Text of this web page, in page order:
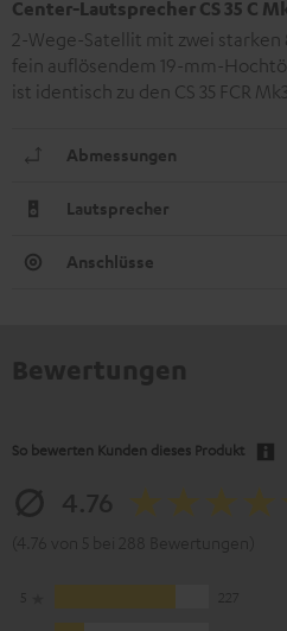
Center-Lautsprecher CS 35 C
2-Wege-Satellit mit zwei
fein auflösendem 19-mm-
ist identisch zu den CS 35 FCR
Abmessungen
Lautsprecher
Anschlüsse
So bewerten Kunden dieses Produkt